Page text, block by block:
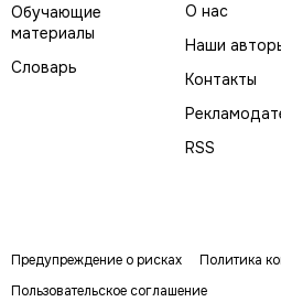
Обучающие
материалы
Словарь
О нас
Наши
Контакты
RSS
Предупреждение о рисках
Политика
Пользовательское соглашение